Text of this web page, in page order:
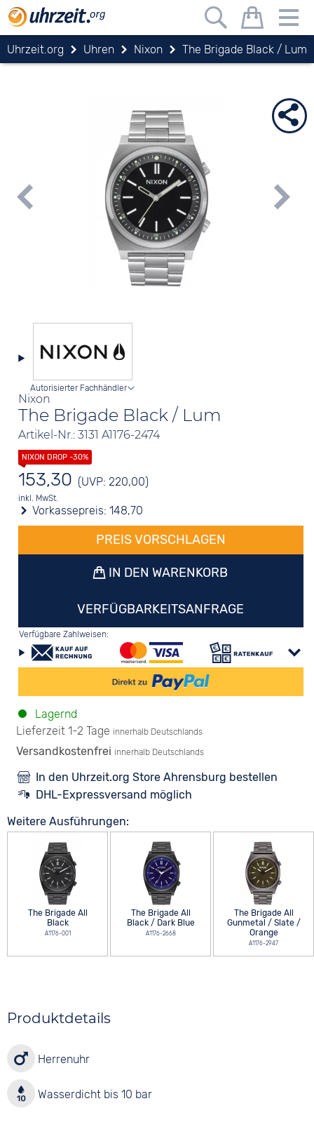
Uhrzeit.org Uhren Nixon The Brigade Black / Lum
Nixon
The Brigade Black / Lum
Artikel-Nr.: 3131 A1176-2474
Autorisierter Fachhändler
153,30 (UVP: 220,00)
inkl. MwSt.
Vorkassepreis:148,70
PREIS VORSCHLAGEN
IN DEN WARENKORB
VERFÜGBARKEITSANFRAGE
Verfügbare Zahlweisen:
Lagernd
Lieferzeit 1-2 Tage innerhalb Deutschlands
Versandkostenfrei innerhalb Deutschlands
In den Uhrzeit.org Store Ahrensburg bestellen
DHL-Expressversand möglich
Weitere Ausführungen:
The Brigade All
Black
A1176-001
The Brigade All
Black / Dark Blue
A1176-2668
The Brigade All
Gunmetal / Slate /
Orange
A1176-2947
Produktdetails
Herrenuhr
Wasserdicht bis 10 bar